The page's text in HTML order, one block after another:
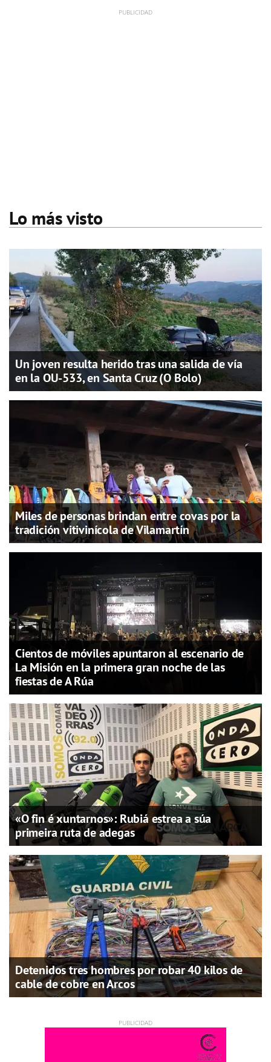
Lo más visto
Un joven resulta herido tras una salida de vía
en la OU-533, en Santa Cruz (O Bolo)
Miles de personas brindan entre covas por la
tradición vitivinícola de Vilamartín
Cientos de móviles apuntaron al escenario de
La Misión en la primera gran noche de las
fiestas de A Rúa
«O fin é xuntarnos»: Rubiá estrea a súa
primeira ruta de adegas
Detenidos tres hombres por robar 40 kilos de
cable de cobre en Arcos